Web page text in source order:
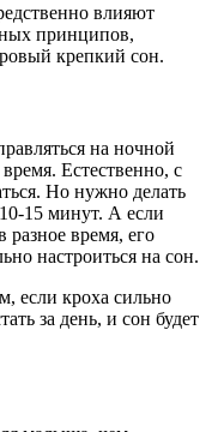
влияют
принципов,
крепкий сон.
на ночной
Естественно, с
Но нужно делать
15 минут. А если
разное время, его
настроиться на сон.
если кроха сильно
за день, и сон будет